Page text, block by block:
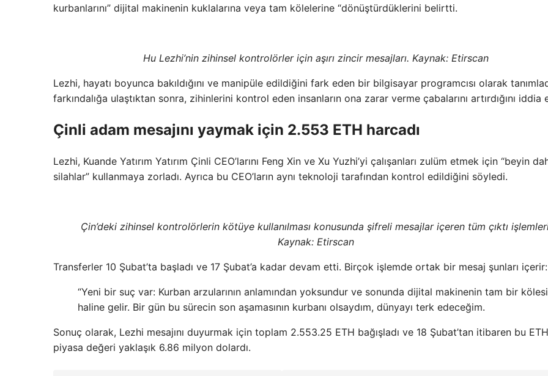
kurbanlarını” dijital makinenin kuklalarına veya tam kölelerine “dönüştürdüklerini belirtti.
Hu Lezhi’nin zihinsel kontrolörler için aşırı zincir mesajları. Kaynak: Etirscan
Lezhi, hayatı boyunca bakıldığını ve manipüle edildiğini fark eden bir bilgisayar programcısı olarak
farkındalığa ulaştıktan sonra, zihinlerini kontrol eden insanların ona zarar verme çabalarını artırdığını iddia
Çinli adam mesajını yaymak için 2.553 ETH harcadı
Lezhi, Kuande Yatırım Yatırım Çinli CEO’larını Feng Xin ve Xu Yuzhi’yi çalışanları zulüm etmek için “beyin
silahlar” kullanmaya zorladı. Ayrıca bu CEO’ların aynı teknoloji tarafından kontrol edildiğini söyledi.
Çin’deki zihinsel kontrolörlerin kötüye kullanılması konusunda şifreli mesajlar içeren tüm çıktı
Kaynak: Etirscan
Transferler 10 Şubat’ta başladı ve 17 Şubat’a kadar devam etti. Birçok işlemde ortak bir mesaj şunları içerir:
“Yeni bir suç var: Kurban arzularının anlamından yoksundur ve sonunda dijital makinenin tam bir kölesi
haline gelir. Bir gün bu sürecin son aşamasının kurbanı olsaydım, dünyayı terk edeceğim.
Sonuç olarak, Lezhi mesajını duyurmak için toplam 2.553.25 ETH bağışladı ve 18 Şubat’tan itibaren bu
piyasa değeri yaklaşık 6.86 milyon dolardı.